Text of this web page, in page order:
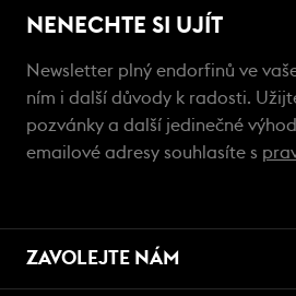
NENECHTE SI UJÍT
Newsletter plný endorfinů ve
ním i další důvody k radosti.
pozvánky a další jedinečné
emailové adresy souhlasíte s
ZAVOLEJTE NÁM